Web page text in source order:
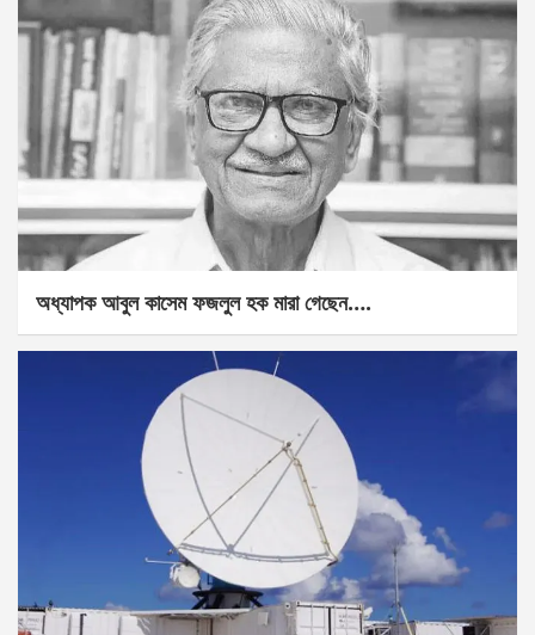
অধ্যাপক আবুল কাসেম ফজলুল হক মারা গেছেন….